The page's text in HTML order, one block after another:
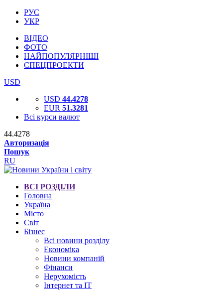
РУС
УКР
ВІДЕО
ФОТО
НАЙПОПУЛЯРНІШІ
СПЕЦПРОЕКТИ
USD
USD 44.4278
EUR 51.3281
Всі курси валют
44.4278
Авторизація
Пошук
RU
ВСІ РОЗДІЛИ
Головна
Україна
Місто
Світ
Бізнес
Всі новини розділу
Економіка
Новини компаній
Фінанси
Нерухомість
Інтернет та IT